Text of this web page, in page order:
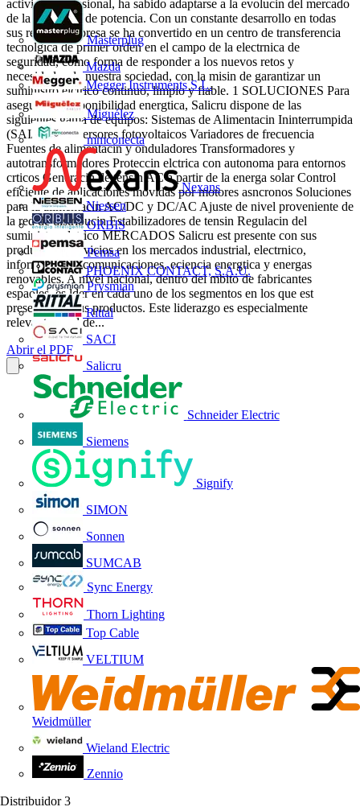
Masterplug
Mazda
Megger Instruments S.L.
Miguélez
mmconecta
Nexans
Niessen
ORBIS
Pemsa
PHOENIX CONTACT, S.A.U.
Prysmian
Rittal
SACI
Salicru
Schneider Electric
Siemens
Signify
SIMON
Sonnen
SUMCAB
Sync Energy
Thorn Lighting
Top Cable
VELTIUM
Weidmüller
Wieland Electric
Zennio
Distribuidor 3
actividad profesional, ha sabido adaptarse a la evolucin del mercado
de la electrnica de potencia. Con un constante desarrollo en todas
sus reas, la empresa se ha convertido en un centro de transferencia
tecnolgica de primer orden en el campo de la electrnica de
seguridad, como forma de responder a los nuevos retos y
necesidades de nuestra sociedad, con la misin de garantizar un
suministro elctrico continuo, limpio y fiable. 1 SOLUCIONES Para
asegurar la disponibilidad energtica, Salicru dispone de las
siguientes gama de equipos: Sistemas de Alimentacin Ininterrumpida
(SAI/UPS) Inversores fotovoltaicos Variadores de frecuencia
Fuentes de alimentacin y onduladores Transformadores y
autotransformadores Proteccin elctrica con autonoma para entornos
crticos Generacin de tensin AC a partir de la energa solar Control
eficiente de aplicaciones movidas por motores asncronos Soluciones
para la alimentacin AC/DC y DC/AC Ajuste de nivel proveniente de
la red de distribucin Estabilizadores de tensin Regulacin del
suministro elctrico MERCADOS Salicru est presente con sus
productos y servicios en los mercados industrial, electrnico,
informtico, telecomunicaciones, eciencia energtica y energas
renovables. A nivel nacional, dentro del mbito de fabricantes
espaoles, es lder en cada uno de los segmentos en los que est
presente con sus productos. Este liderazgo es especialmente
relevante en el de...
Abrir el PDF